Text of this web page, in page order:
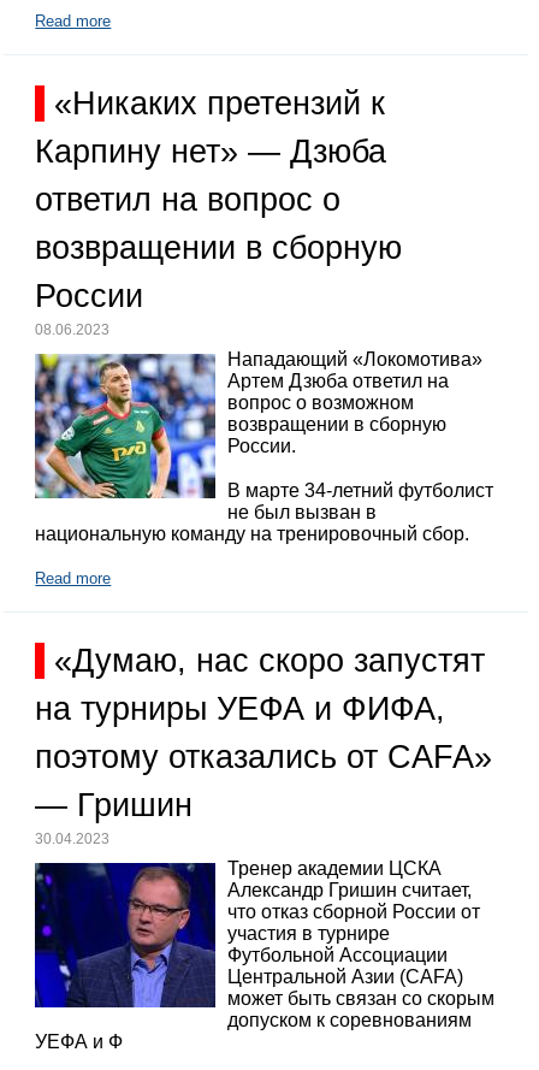
Read more
«Никаких претензий к
Карпину нет» — Дзюба
ответил на вопрос о
возвращении в сборную
России
08.06.2023
Нападающий «Локомотива»
Артем Дзюба ответил на
вопрос о возможном
возвращении в сборную
России.
В марте 34-летний футболист
не был вызван в
национальную команду на тренировочный сбор.
Read more
«Думаю, нас скоро запустят
на турниры УЕФА и ФИФА,
поэтому отказались от CAFA»
— Гришин
30.04.2023
Тренер академии ЦСКА
Александр Гришин считает,
что отказ сборной России от
участия в турнире
Футбольной Ассоциации
Центральной Азии (CAFA)
может быть связан со скорым
допуском к соревнованиям
УЕФА и Ф